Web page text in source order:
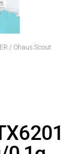
/ Ohaus Scout